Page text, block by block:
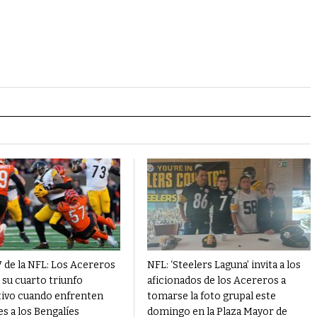
de la NFL: Los Acereros
su cuarto triunfo
cuando enfrenten
a los Bengalíes
NFL: ‘Steelers Laguna’ invita a los
aficionados de los Acereros a
tomarse la foto grupal este
domingo en la Plaza Mayor de